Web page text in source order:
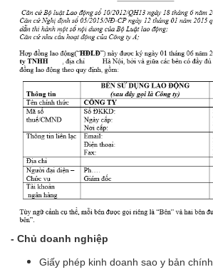
- Chủ doanh nghiệp
Giấy phép kinh doanh sao y bản chính